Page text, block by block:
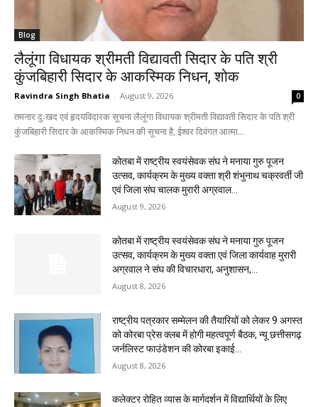
Blog
लैलूंगा विधायक श्रीमती विद्यावती सिदार के पति श्री
कुंजबिहारी सिदार के आकस्मिक निधन, शोक
Ravindra Singh Bhatia - August 9, 2026 0
तमनार दुःखद एवं हृदयविदारक सूचना लैलूंगा विधायक श्रीमती विद्यावती सिदार के पति श्री
कुंजबिहारी सिदार के आकस्मिक निधन की सूचना है, ईश्वर दिवंगत आत्मा...
कोतबा में राष्ट्रीय स्वयंसेवक संघ ने मनाया गुरु पूजन
उत्सव, कार्यक्रम के मुख्य वक्ता श्री शंभुनाथ चक्रवर्ती जी
एवं जिला संघ चालक मुरारी अग्रवाल...
August 9, 2026
कोतबा में राष्ट्रीय स्वयंसेवक संघ ने मनाया गुरु पूजन
उत्सव, कार्यक्रम के मुख्य वक्ता एवं जिला कार्यवाह मुरारी
अग्रवाल ने संघ की विचारधारा, अनुशासन,...
August 8, 2026
राष्ट्रीय पत्रकार सम्मेलन की तैयारियों को लेकर 9 अगस्त
को कोरबा प्रेस क्लब में होगी महत्वपूर्ण बैठक, न्यू छत्तीसगढ़
जर्नलिस्ट फाउंडेशन की कोरबा इकाई...
August 8, 2026
कलेक्टर रोहित व्यास के मार्गदर्शन में विद्यार्थियों के लिए